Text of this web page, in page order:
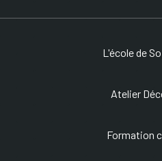
L'école de
Atelier
Formation